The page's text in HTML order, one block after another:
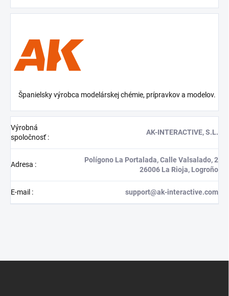
Španielsky výrobca modelárskej chémie, prípravkov a modelov.
Výrobná
spoločnosť:
AK-INTERACTIVE, S.L.
Adresa :
Polígono La Portalada, Calle Valsalado, 2
26006 La Rioja, Logroño
E-mail : support@ak-interactive.com